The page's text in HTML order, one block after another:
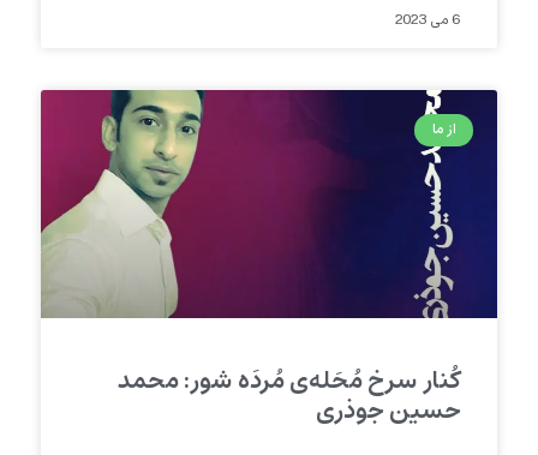
6 می 2023
از ما
کُنار سرخ مُحَله‌ی مُردَه شور: محمد
حسین جوذری